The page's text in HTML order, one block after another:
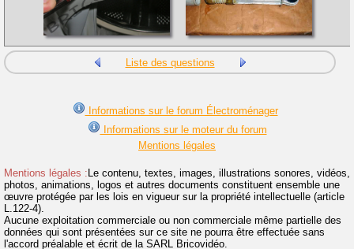
Liste des questions
Informations sur le forum Électroménager
Informations sur le moteur du forum
Mentions légales
Mentions légales : Le contenu, textes, images, illustrations sonores, vidéos,
photos, animations, logos et autres documents constituent ensemble une
œuvre protégée par les lois en vigueur sur la propriété intellectuelle (article
L.122-4).
Aucune exploitation commerciale ou non commerciale même partielle des
données qui sont présentées sur ce site ne pourra être effectuée sans
l'accord préalable et écrit de la SARL Bricovidéo.